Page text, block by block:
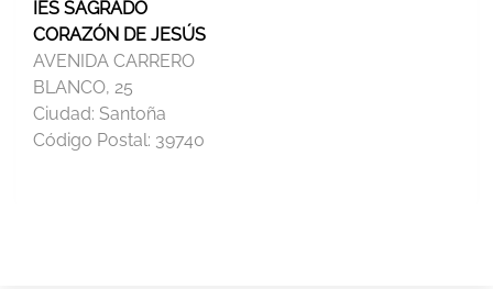
IES SAGRADO
CORAZÓN DE JESÚS
AVENIDA CARRERO
BLANCO, 25
Ciudad: Santoña
Código Postal: 39740